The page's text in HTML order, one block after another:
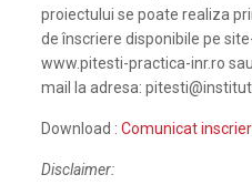
proiectului se poate realiza
de înscriere disponibile pe
www.pitesti-practica-inr.ro
mail la adresa:
Download :Comunicat
Disclaimer: